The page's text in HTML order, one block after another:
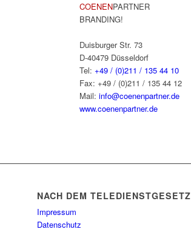
COENENPARTNER
BRANDING!
Duisburger Str. 73
D-40479 Düsseldorf
Tel:+49 / (0)211 / 135 44 10
Fax: +49 / (0)211 / 135 44 12
Mail:info@coenenpartner.de
www.coenenpartner.de
NACH DEM TELEDIENSTGESETZ
Impressum
Datenschutz